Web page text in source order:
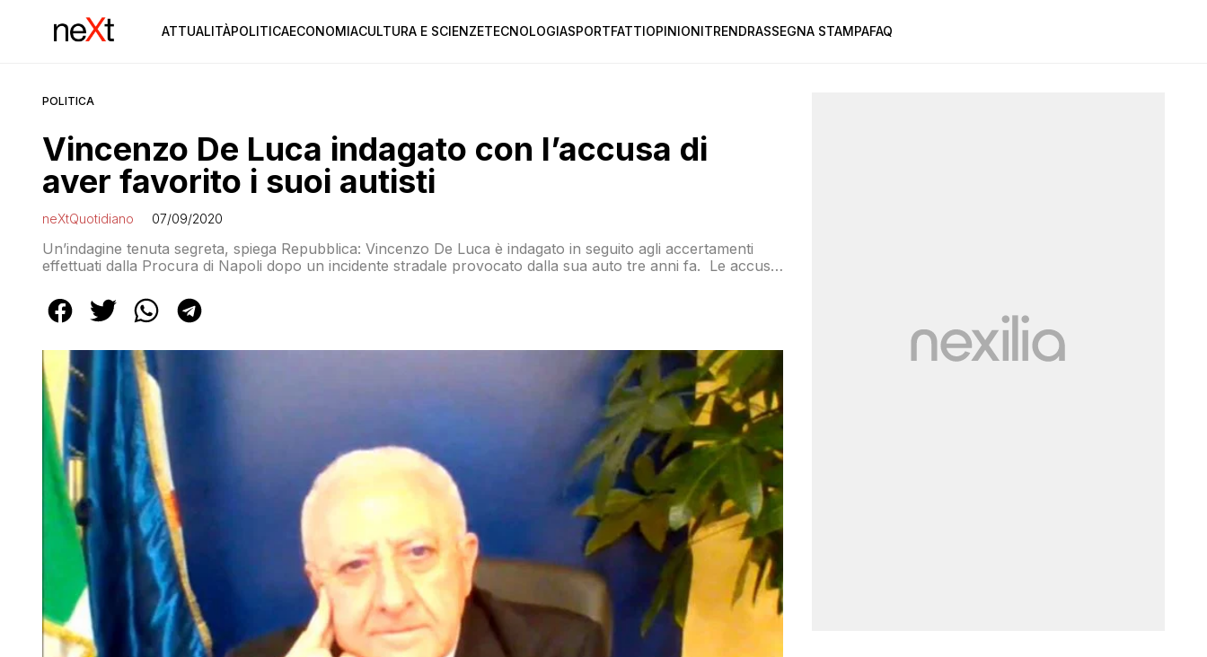
ATTUALITÀPOLITICAECONOMIACULTURA E SCIENZETECNOLOGIASPORTFATTIOPINIONITRENDRASSEGNA STAMPAFAQ
POLITICA
Vincenzo De Luca indagato con l’accusa di
aver favorito i suoi autisti
neXtQuotidiano 07/09/2020
Un’indagine tenuta segreta, spiega Repubblica: Vincenzo De Luca è indagato in seguito agli accertamenti
effettuati dalla Procura di Napoli dopo un incidente stradale provocato dalla sua auto tre anni fa. Le accuse